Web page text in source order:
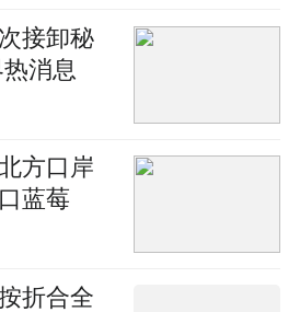
接卸秘
消息
方口岸
蓝莓
折合全